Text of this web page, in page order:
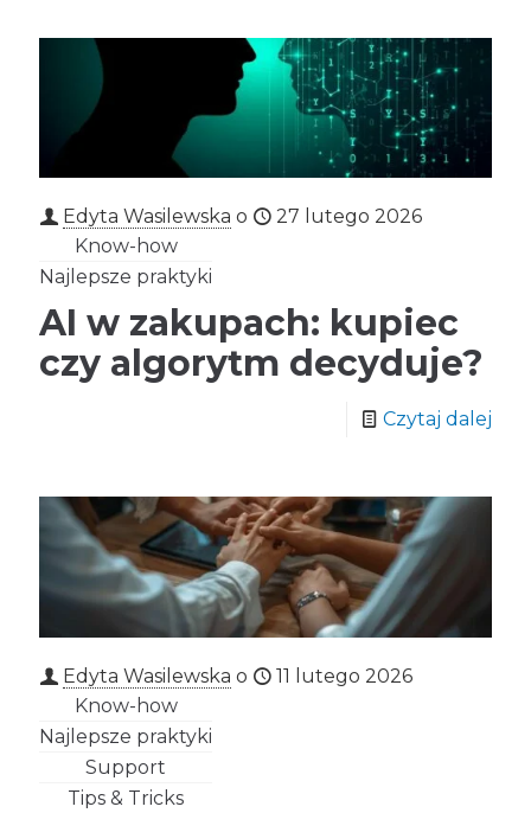
Edyta Wasilewska o
27 lutego 2026
Know-how
Najlepsze praktyki
AI w zakupach: kupiec
czy algorytm decyduje?
Czytaj dalej
Edyta Wasilewska o
11 lutego 2026
Know-how
Najlepsze praktyki
Support
Tips & Tricks